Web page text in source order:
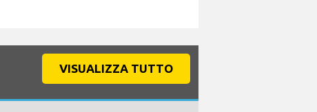
VISUALIZZA TUTTO